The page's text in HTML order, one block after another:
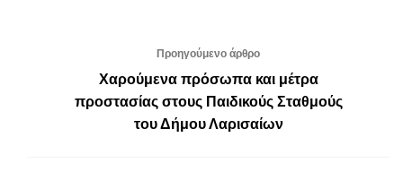
Προηγούμενο άρθρο
Χαρούμενα πρόσωπα και μέτρα
προστασίας στους Παιδικούς Σταθμούς
του Δήμου Λαρισαίων